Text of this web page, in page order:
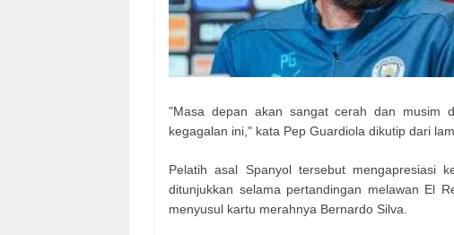
"Masa depan akan sangat cerah dan musim
kegagalan ini," kata Pep Guardiola dikutip dari
Pelatih asal Spanyol tersebut mengapresiasi
ditunjukkan selama pertandingan melawan El
menyusul kartu merahnya Bernardo Silva.